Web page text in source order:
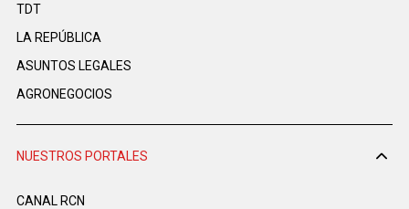
TDT
LA REPÚBLICA
ASUNTOS LEGALES
AGRONEGOCIOS
NUESTROS PORTALES
CANAL RCN